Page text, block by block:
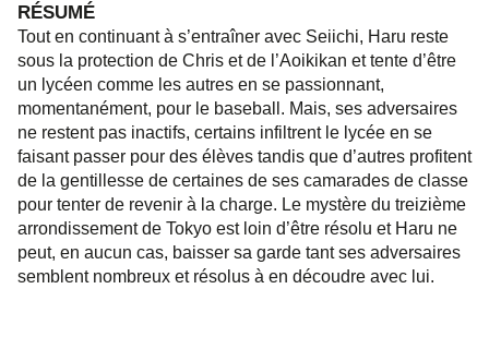
RÉSUMÉ
Tout en continuant à s’entraîner avec Seiichi, Haru reste
sous la protection de Chris et de l’Aoikikan et tente d’être
un lycéen comme les autres en se passionnant,
momentanément, pour le baseball. Mais, ses adversaires
ne restent pas inactifs, certains infiltrent le lycée en se
faisant passer pour des élèves tandis que d’autres profitent
de la gentillesse de certaines de ses camarades de classe
pour tenter de revenir à la charge. Le mystère du treizième
arrondissement de Tokyo est loin d’être résolu et Haru ne
peut, en aucun cas, baisser sa garde tant ses adversaires
semblent nombreux et résolus à en découdre avec lui.